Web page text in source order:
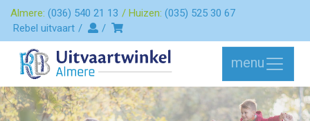
Almere: (036) 540 21 13 Huizen: (035) 525 30 67
Rebel uitvaart
menu